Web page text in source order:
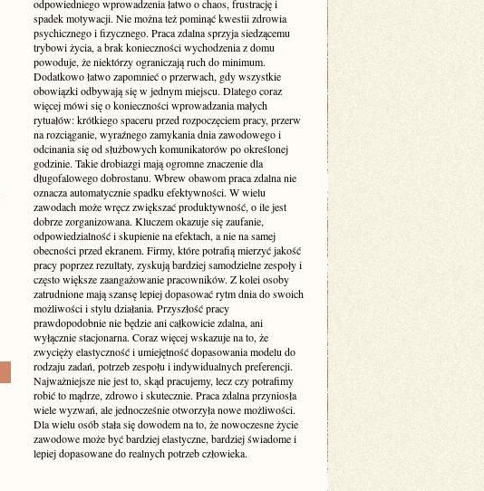
odpowiedniego wprowadzenia łatwo o chaos, frustrację i
spadek motywacji. Nie można też pominąć kwestii zdrowia
psychicznego i fizycznego. Praca zdalna sprzyja siedzącemu
trybowi życia, a brak konieczności wychodzenia z domu
powoduje, że niektórzy ograniczają ruch do minimum.
Dodatkowo łatwo zapomnieć o przerwach, gdy wszystkie
obowiązki odbywają się w jednym miejscu. Dlatego coraz
więcej mówi się o konieczności wprowadzania małych
rytuałów: krótkiego spaceru przed rozpoczęciem pracy, przerw
na rozciąganie, wyraźnego zamykania dnia zawodowego i
odcinania się od służbowych komunikatorów po określonej
godzinie. Takie drobiazgi mają ogromne znaczenie dla
długofalowego dobrostanu. Wbrew obawom praca zdalna nie
oznacza automatycznie spadku efektywności. W wielu
zawodach może wręcz zwiększać produktywność, o ile jest
dobrze zorganizowana. Kluczem okazuje się zaufanie,
odpowiedzialność i skupienie na efektach, a nie na samej
obecności przed ekranem. Firmy, które potrafią mierzyć jakość
pracy poprzez rezultaty, zyskują bardziej samodzielne zespoły i
często większe zaangażowanie pracowników. Z kolei osoby
zatrudnione mają szansę lepiej dopasować rytm dnia do swoich
możliwości i stylu działania. Przyszłość pracy
prawdopodobnie nie będzie ani całkowicie zdalna, ani
wyłącznie stacjonarna. Coraz więcej wskazuje na to, że
zwycięży elastyczność i umiejętność dopasowania modelu do
rodzaju zadań, potrzeb zespołu i indywidualnych preferencji.
Najważniejsze nie jest to, skąd pracujemy, lecz czy potrafimy
robić to mądrze, zdrowo i skutecznie. Praca zdalna przyniosła
wiele wyzwań, ale jednocześnie otworzyła nowe możliwości.
Dla wielu osób stała się dowodem na to, że nowoczesne życie
zawodowe może być bardziej elastyczne, bardziej świadome i
lepiej dopasowane do realnych potrzeb człowieka.